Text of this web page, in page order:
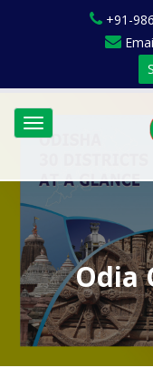
+91-
Toggle
navigation
Odia